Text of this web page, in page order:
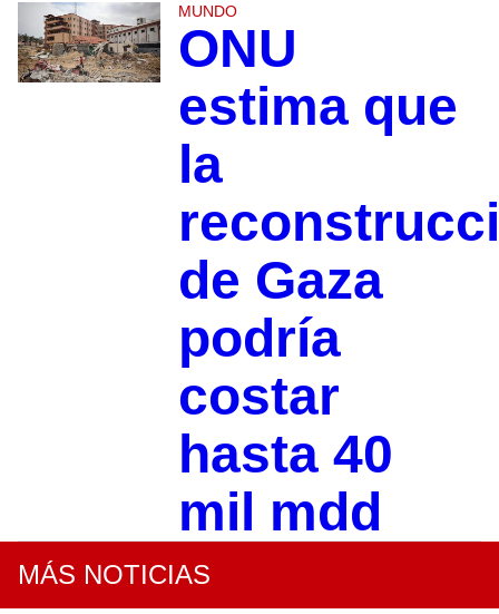
MUNDO
ONU
estima que
la
de Gaza
podría
costar
hasta 40
mil mdd
MÁS NOTICIAS